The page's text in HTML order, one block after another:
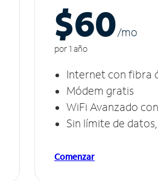
$60/mo
por 1 año
Internet con fibra
Módem gratis
WiFi Avanzado
Sin límite de
Comenzar